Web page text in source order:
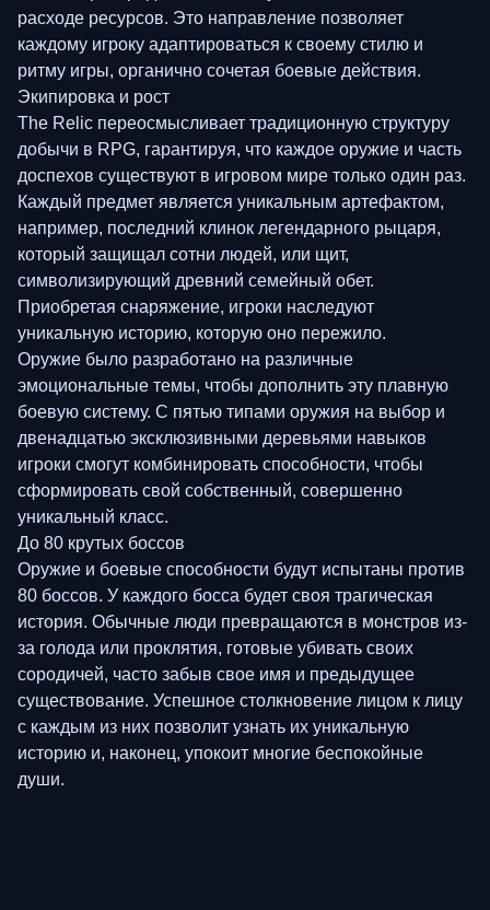
расходе ресурсов. Это направление позволяет
каждому игроку адаптироваться к своему стилю и
ритму игры, органично сочетая боевые действия.
Экипировка и рост
The Relic переосмысливает традиционную структуру
добычи в RPG, гарантируя, что каждое оружие и часть
доспехов существуют в игровом мире только один раз.
Каждый предмет является уникальным артефактом,
например, последний клинок легендарного рыцаря,
который защищал сотни людей, или щит,
символизирующий древний семейный обет.
Приобретая снаряжение, игроки наследуют
уникальную историю, которую оно пережило.
Оружие было разработано на различные
эмоциональные темы, чтобы дополнить эту плавную
боевую систему. С пятью типами оружия на выбор и
двенадцатью эксклюзивными деревьями навыков
игроки смогут комбинировать способности, чтобы
сформировать свой собственный, совершенно
уникальный класс.
До 80 крутых боссов
Оружие и боевые способности будут испытаны против
80 боссов. У каждого босса будет своя трагическая
история. Обычные люди превращаются в монстров из-
за голода или проклятия, готовые убивать своих
сородичей, часто забыв свое имя и предыдущее
существование. Успешное столкновение лицом к лицу
с каждым из них позволит узнать их уникальную
историю и, наконец, упокоит многие беспокойные
души.